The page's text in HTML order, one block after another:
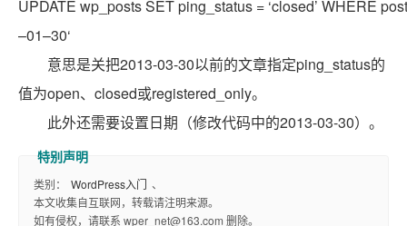
UPDATE wp_posts SET ping_status = ‘closed’ WHERE
–01–30‘
意思是关把2013-03-30以前的文章指定ping_status的
值为open、closed或registered_only。
此外还需要设置日期（修改代码中的2013-03-30）。
类别： WordPress入门 、
本文收集自互联网，转载请注明来源。
如有侵权，请联系 wper_net@163.com 删除。